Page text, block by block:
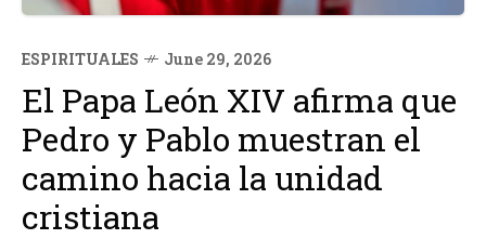
ESPIRITUALES June 29, 2026
El Papa León XIV afirma que
Pedro y Pablo muestran el
camino hacia la unidad
cristiana